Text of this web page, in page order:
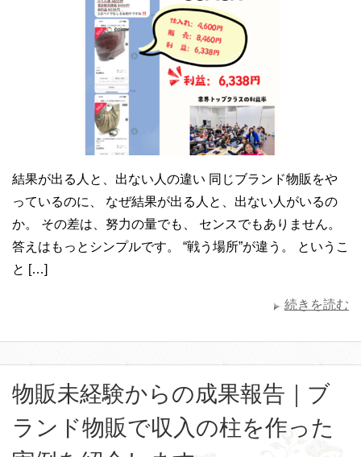
結果が出る人と、出ない人の違い 同じブランド物販をや
っているのに、 なぜ結果が出る人と、出ない人がいるの
か。 その差は、努力の量でも、 センスでもありません。
答えはもっとシンプルです。 “戦う場所”が違う。 というこ
と […]
続きを読む
物販未経験からの成果報告｜ブ
ランド物販で収入の柱を作った